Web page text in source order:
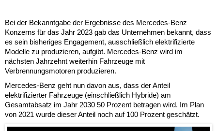
Bei der Bekanntgabe der Ergebnisse des Mercedes-Benz
Konzerns für das Jahr 2023 gab das Unternehmen bekannt, dass
es sein bisheriges Engagement, ausschließlich elektrifizierte
Modelle zu produzieren, aufgibt. Mercedes-Benz wird im
nächsten Jahrzehnt weiterhin Fahrzeuge mit
Verbrennungsmotoren produzieren.
Mercedes-Benz geht nun davon aus, dass der Anteil
elektrifizierter Fahrzeuge (einschließlich Hybride) am
Gesamtabsatz im Jahr 2030 50 Prozent betragen wird. Im Plan
von 2021 wurde dieser Anteil noch auf 100 Prozent geschätzt.